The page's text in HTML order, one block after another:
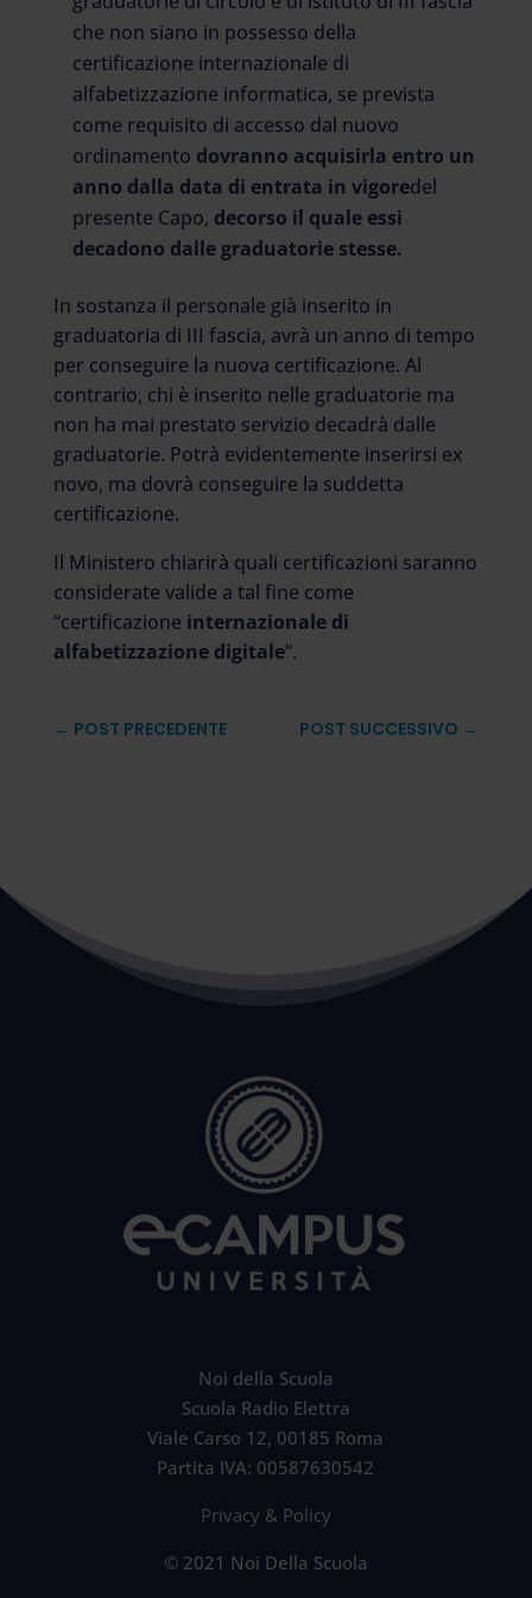
che non siano in possesso della
certificazione internazionale di
alfabetizzazione informatica, se prevista
come requisito di accesso dal nuovo
ordinamento dovranno acquisirla entro un
anno dalla data di entrata in vigoredel
presente Capo, decorso il quale essi
decadono dalle graduatorie stesse.
In sostanza il personale già inserito in
graduatoria di III fascia, avrà un anno di tempo
per conseguire la nuova certificazione. Al
contrario, chi è inserito nelle graduatorie ma
non ha mai prestato servizio decadrà dalle
graduatorie. Potrà evidentemente inserirsi ex
novo, ma dovrà conseguire la suddetta
certificazione.
Il Ministero chiarirà quali certificazioni saranno
considerate valide a tal fine come
“certificazione internazionale di
alfabetizzazione digitale“.
← POST PRECEDENTE POST SUCCESSIVO →
Noi della Scuola
Scuola Radio Elettra
Viale Carso 12, 00185 Roma
Partita IVA: 00587630542
Privacy & Policy
© 2021 Noi Della Scuola